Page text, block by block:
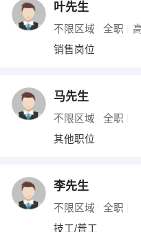
叶先生
不限区域 全职
销售岗位
马先生
不限区域 全职
其他职位
李先生
不限区域 全职
技工/普工